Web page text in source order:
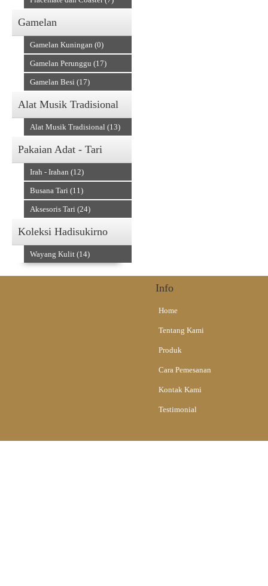
Gamelan
Gamelan Kuningan (0)
Gamelan Perunggu (17)
Gamelan Besi (17)
Alat Musik Tradisional
Alat Musik Tradisional (13)
Pakaian Adat - Tari
Irah - Irahan (12)
Busana Tari (11)
Aksesoris Tari (24)
Koleksi Hadisukirno
Wayang Kulit (14)
Info
Home
Tentang Kami
Produk
Cara Pemesanan
Kontak Kami
Testimonial